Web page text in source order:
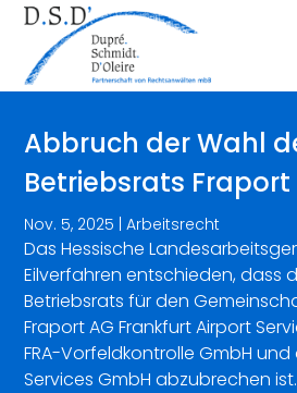
Abbruch der Wahl
Betriebsrats Fraport
Nov. 5, 2025 |Arbeitsrecht
Das Hessische
Eilverfahren entschieden, dass
Betriebsrats für den
Fraport AG Frankfurt Airport
FRA-Vorfeldkontrolle GmbH
Services GmbH abzubrechen ist.